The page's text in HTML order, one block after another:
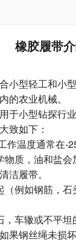
橡胶履带
小型轻工和小
的农业机械。
于小型钻探行
致如下：
作温度通常在-
物质，油和盐
洁履带。
（例如钢筋，
，车辙或不平
果钢丝绳未损